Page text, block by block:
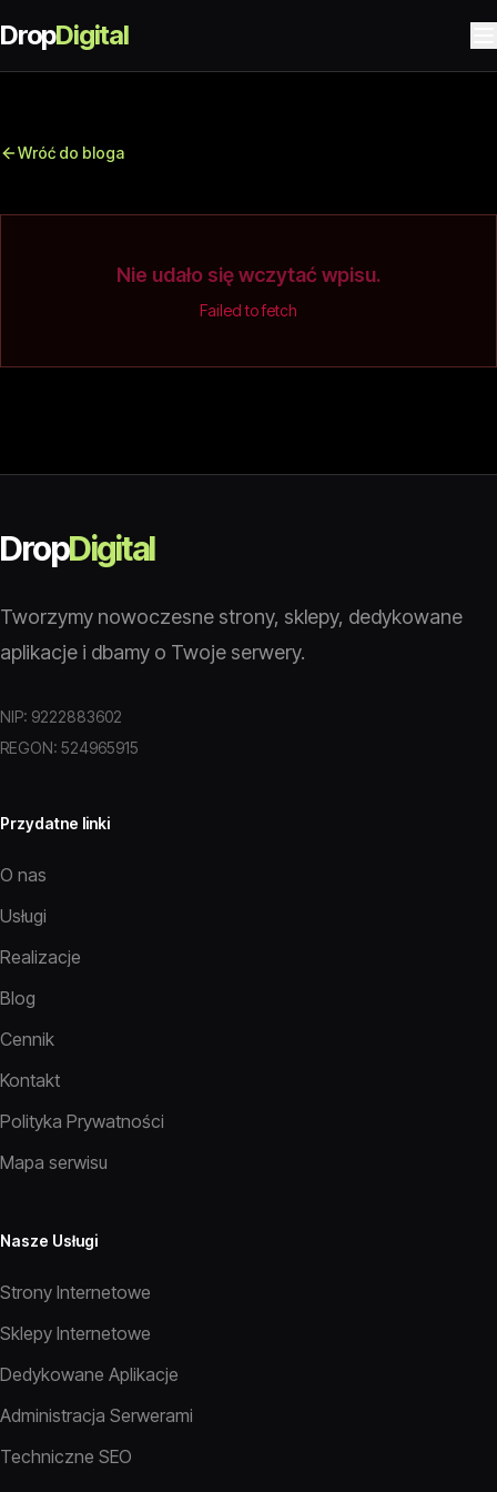
DropDigital
Wróć do bloga
Nie udało się wczytać wpisu.
Failed to fetch
DropDigital
Tworzymy nowoczesne strony, sklepy, dedykowane
aplikacje i dbamy o Twoje serwery.
NIP: 9222883602
REGON: 524965915
Przydatne linki
O nas
Usługi
Realizacje
Blog
Cennik
Kontakt
Polityka Prywatności
Mapa serwisu
Nasze Usługi
Strony Internetowe
Sklepy Internetowe
Dedykowane Aplikacje
Administracja Serwerami
Techniczne SEO